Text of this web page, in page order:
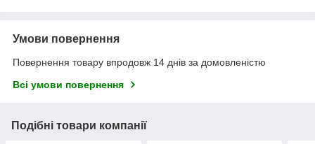
Умови повернення
Повернення товару впродовж 14 днів за домовленістю
Всі умови повернення
Подібні товари компанії